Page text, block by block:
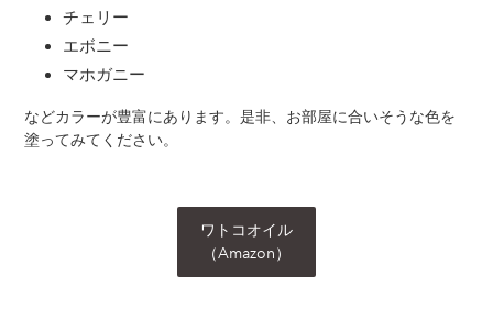
チェリー
エボニー
マホガニー
などカラーが豊富にあります。是非、お部屋に合いそうな色を
塗ってみてください。
ワトコオイル
（Amazon）